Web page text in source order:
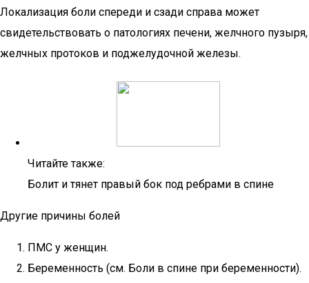
Локализация боли спереди и сзади справа может
свидетельствовать о патологиях печени, желчного пузыря,
желчных протоков и поджелудочной железы.
Читайте также:
Болит и тянет правый бок под ребрами в спине
Другие причины болей
ПМС у женщин.
Беременность (см. Боли в спине при беременности).